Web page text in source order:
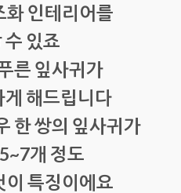
화 인테리어를
수 있죠
른 잎사귀가
게 해드립니다
한 쌍의 잎사귀가
개 정도
이 특징이에요